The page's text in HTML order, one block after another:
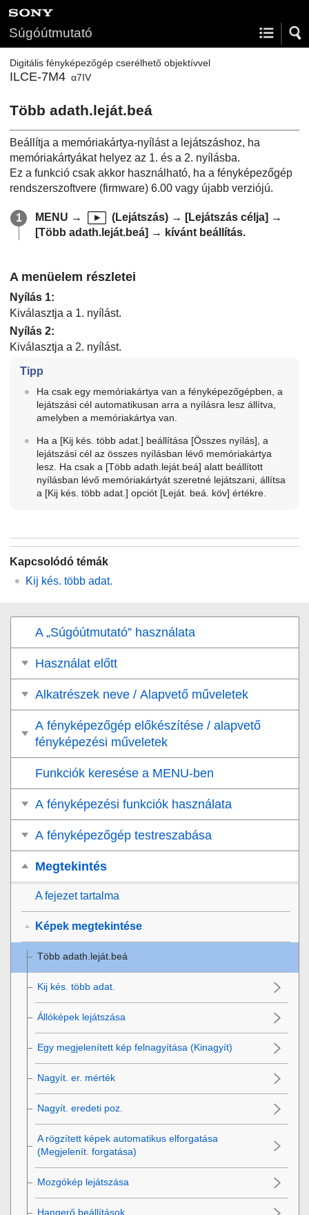
Súgóútmutató
Digitális fényképezőgép cserélhető objektívvel
ILCE-7M4 α7IV
Több adath.leját.beá
Beállítja a memóriakártya-nyílást a lejátszáshoz, ha
memóriakártyákat helyez az 1. és a 2. nyílásba.
Ez a funkció csak akkor használható, ha a fényképezőgép
rendszerszoftvere (firmware) 6.00 vagy újabb verziójú.
MENU → (Lejátszás) → [Lejátszás célja] →
[Több adath.leját.beá] → kívánt beállítás.
A menüelem részletei
Nyílás 1:
Kiválasztja a 1. nyílást.
Nyílás 2:
Kiválasztja a 2. nyílást.
Tipp
Ha csak egy memóriakártya van a fényképezőgépben, a
lejátszási cél automatikusan arra a nyílásra lesz állítva,
amelyben a memóriakártya van.
Ha a [Kij kés. több adat.] beállítása [Összes nyílás] , a
lejátszási cél az összes nyílásban lévő memóriakártya
lesz. Ha csak a [Több adath.leját.beá] alatt beállított
nyílásban lévő memóriakártyát szeretné lejátszani, állítsa
a [Kij kés. több adat.] opciót [Leját. beá. köv] értékre.
Kapcsolódó témák
Kij kés. több adat.
A „Súgóútmutató” használata
Használat előtt
Alkatrészek neve / Alapvető műveletek
A fényképezőgép előkészítése / alapvető
fényképezési műveletek
Funkciók keresése a MENU-ben
A fényképezési funkciók használata
A fényképezőgép testreszabása
Megtekintés
A fejezet tartalma
Képek megtekintése
Több adath.leját.beá
Kij kés. több adat.
Állóképek lejátszása
Egy megjelenített kép felnagyítása (Kinagyít)
Nagyít. er. mérték
Nagyít. eredeti poz.
A rögzített képek automatikus elforgatása
(Megjelenít. forgatása)
Mozgókép lejátszása
Hangerő beállítások